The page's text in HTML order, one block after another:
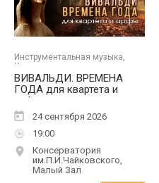
Инструментальная музыка,
Концерты
ВИВАЛЬДИ. ВРЕМЕНА
ГОДА для квартета и
арфы
24 сентября 2026
19:00
Консерватория
им.П.И.Чайковского,
Малый Зал